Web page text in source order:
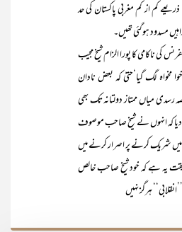
کم از کم مغربی پاکستان کی حد
مسدود ہوگئی تھیں۔
ناکامی کا پورا الزام شیخ مجیب
مخواہ لگ گیا‘حتیٰ کہ بعض نادان
میاں ممتاز دولتانہ تک بھی
کہ انہوں نے شیخ صاحب موصوف
شریک کرنے پر اصرار کرنے میں
یہ ہے کہ خود شیخ صاحب خالص
ہرگز نہیں